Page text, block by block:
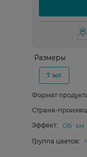
Размеры
7 мл
Формат
Страна-
Эффект:
Об`єм
Группа цветов: